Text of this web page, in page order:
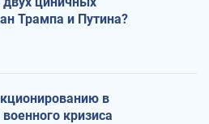
Трампа и Путина?
в
кризиса